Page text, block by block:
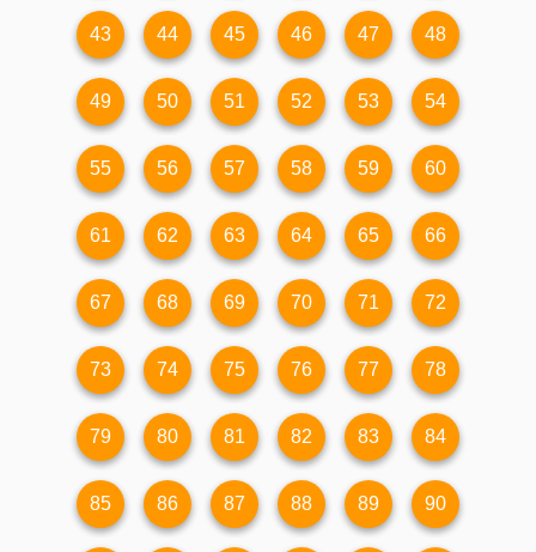
43 44 45 46 47 48
49 50 51 52 53 54
55 56 57 58 59 60
61 62 63 64 65 66
67 68 69 70 71 72
73 74 75 76 77 78
79 80 81 82 83 84
85 86 87 88 89 90